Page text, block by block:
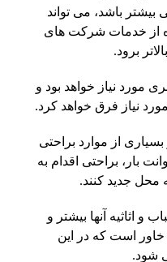
باشد، می تواند
از خدمات شرکت های
برود.
مورد نیاز خواهد بود و
نیاز فرق خواهد کرد.
از موارد براحتی
بار، براحتی اقدام به
محل جدید کنند.
و اثاثیه آنها بیشتر و
خاور است که در این
شود.